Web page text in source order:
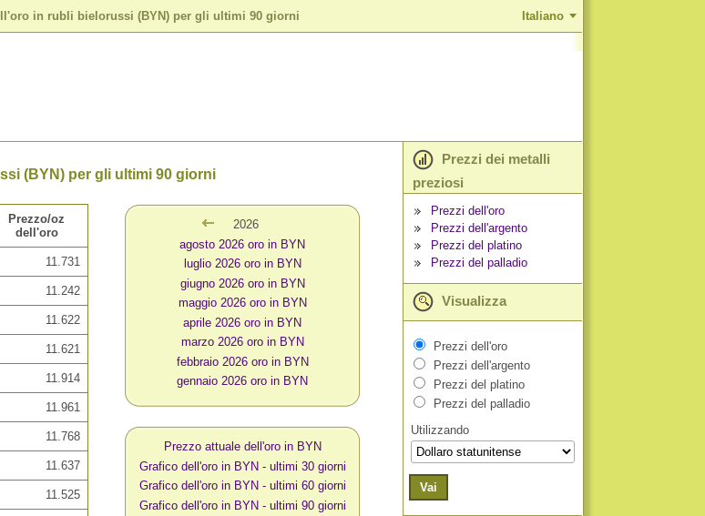
in rubli bielorussi (BYN) per gli ultimi 90 giorni Italiano
(BYN) per gli ultimi 90 giorni
Prezzo/oz
dell'oro
11.731
11.242
11.622
11.621
11.914
11.961
11.768
11.637
11.525
2026
agosto 2026 oro in BYN
luglio 2026 oro in BYN
giugno 2026 oro in BYN
maggio 2026 oro in BYN
aprile 2026 oro in BYN
marzo 2026 oro in BYN
febbraio 2026 oro in BYN
gennaio 2026 oro in BYN
Prezzo attuale dell'oro in BYN
Grafico dell'oro in BYN - ultimi 30 giorni
Grafico dell'oro in BYN - ultimi 60 giorni
Grafico dell'oro in BYN - ultimi 90 giorni
Prezzi dei metalli
preziosi
Prezzi dell'oro
Prezzi dell'argento
Prezzi del platino
Prezzi del palladio
Visualizza
Prezzi dell'oro
Prezzi dell'argento
Prezzi del platino
Prezzi del palladio
Utilizzando
Vai